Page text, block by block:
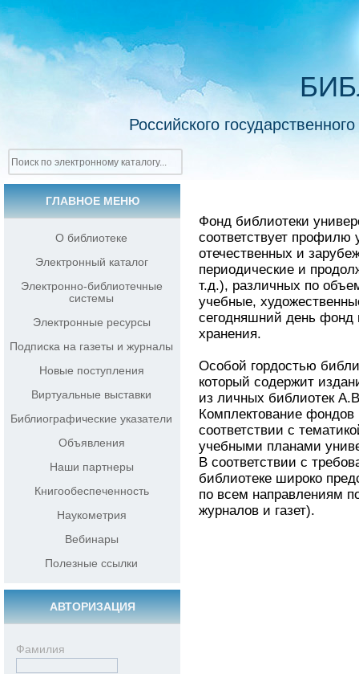
Российского
ГЛАВНОЕ МЕНЮ
О библиотеке
Электронный каталог
Электронно-библиотечные
системы
Электронные ресурсы
Подписка на газеты и журналы
Новые поступления
Виртуальные выставки
Библиографические указатели
Объявления
Наши партнеры
Книгообеспеченность
Наукометрия
Вебинары
Полезные ссылки
АВТОРИЗАЦИЯ
Фамилия
Фонд библиотеки
соответствует профилю
отечественных и
периодические и
т.д.), различных по
учебные,
сегодняшний день фонд
хранения.
Особой гордостью
который содержит
из личных библиотек
Комплектование фондов
соответствии с
учебными планами
В соответствии с
библиотеке широко
по всем направлениям
журналов и газет).